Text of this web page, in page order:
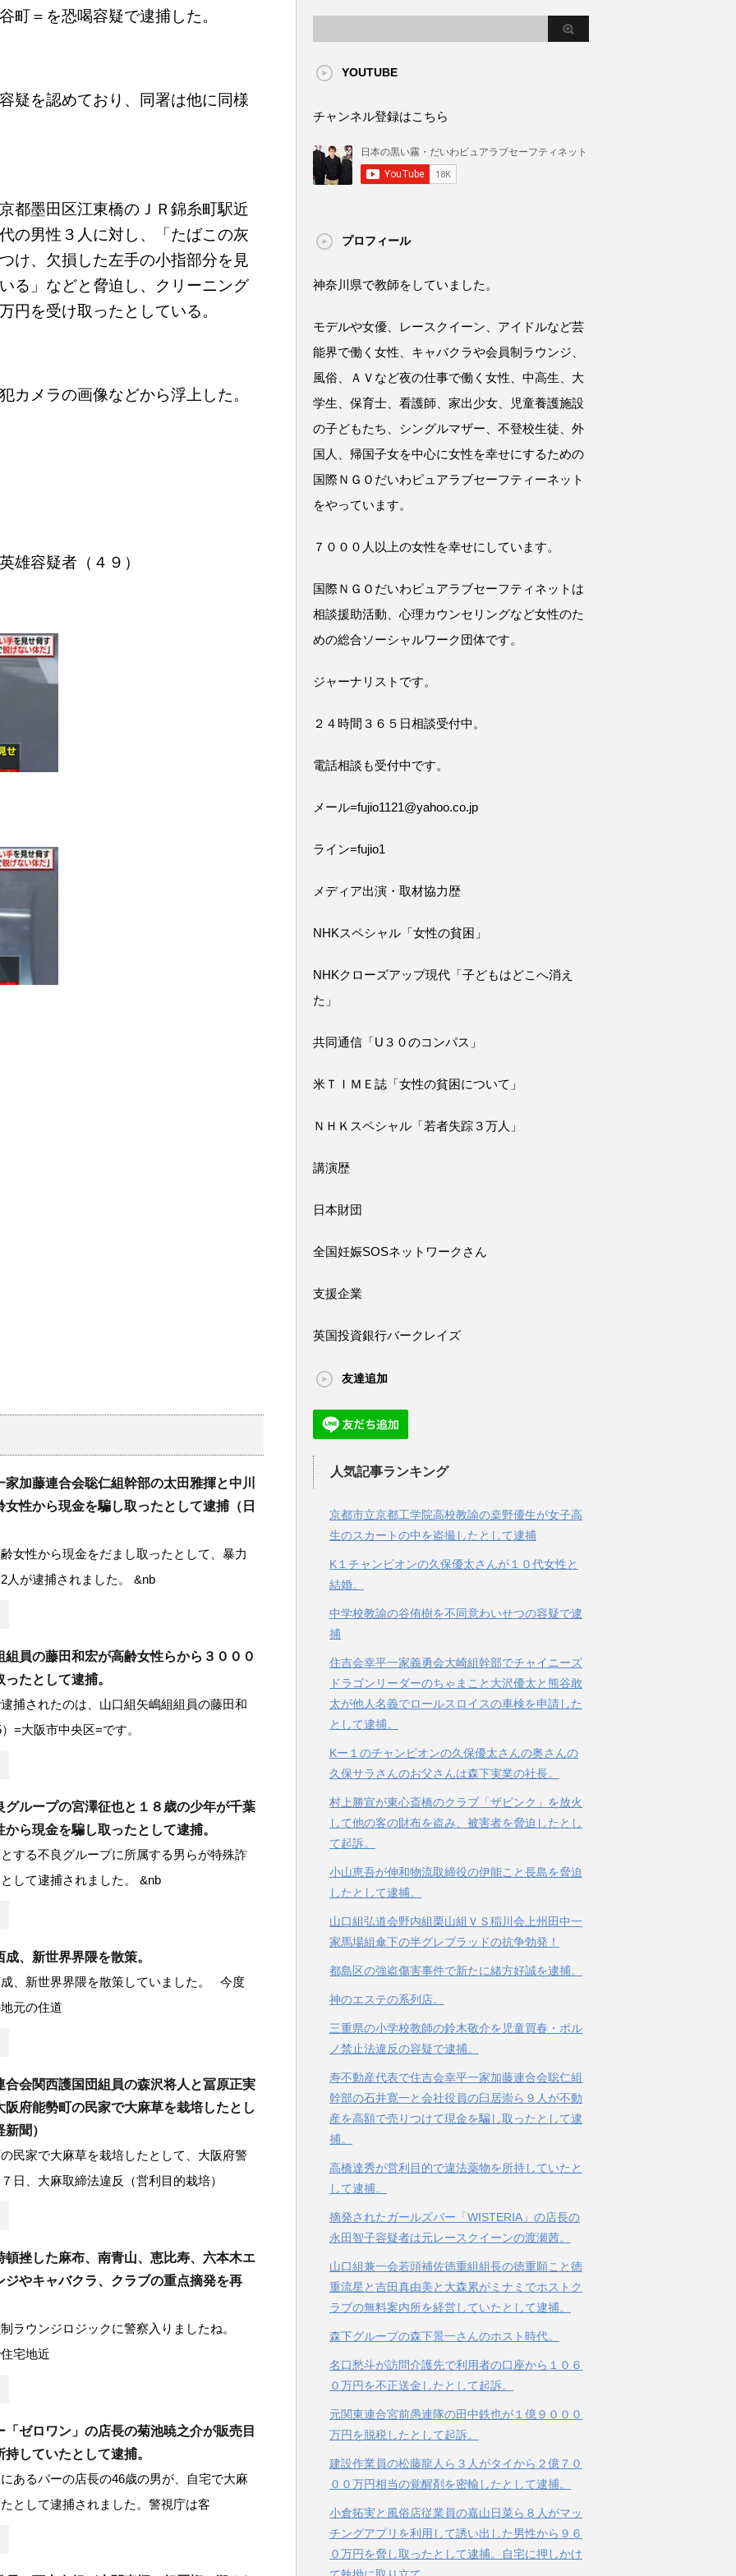
町＝を恐喝容疑で逮捕した。
疑を認めており、同署は他に同様
都墨田区江東橋のＪＲ錦糸町駅近
の男性３人に対し、「たばこの灰
け、欠損した左手の小指部分を見
る」などと脅迫し、クリーニング
円を受け取ったとしている。
カメラの画像などから浮上した。
雄容疑者（４９）
家加藤連合会聡仁組幹部の太田雅揮と中川
女性から現金を騙し取ったとして逮捕（日
女性から現金をだまし取ったとして、暴力
人が逮捕されました。 &nb
組員の藤田和宏が高齢女性らから３０００
たとして逮捕。
捕されたのは、山口組矢嶋組組員の藤田和
=大阪市中央区=です。
グループの宮澤征也と１８歳の少年が千葉
ら現金を騙し取ったとして逮捕。
する不良グループに所属する男らが特殊詐
して逮捕されました。 &nb
、新世界界隈を散策。
、新世界界隈を散策していました。 今度
元の住道
合会関西護国団組員の森沢将人と冨原正実
阪府能勢町の民家で大麻草を栽培したとし
聞）
民家で大麻草を栽培したとして、大阪府警
日、大麻取締法違反（営利目的栽培）
頓挫した麻布、南青山、恵比寿、六本木エ
ジやキャバクラ、クラブの重点摘発を再
ラウンジロジックに警察入りましたね。
宅地近
「ゼロワン」の店長の菊池暁之介が販売目
していたとして逮捕。
あるバーの店長の46歳の男が、自宅で大麻
として逮捕されました。警視庁は客
YOUTUBE
チャンネル登録はこちら
プロフィール
神奈川県で教師をしていました。
モデルや女優、レースクイーン、アイドルなど芸
能界で働く女性、キャバクラや会員制ラウンジ、
風俗、ＡＶなど夜の仕事で働く女性、中高生、大
学生、保育士、看護師、家出少女、児童養護施設
の子どもたち、シングルマザー、不登校生徒、外
国人、帰国子女を中心に女性を幸せにするための
国際ＮＧＯだいわピュアラブセーフティーネット
をやっています。
７０００人以上の女性を幸せにしています。
国際ＮＧＯだいわピュアラブセーフティネットは
相談援助活動、心理カウンセリングなど女性のた
めの総合ソーシャルワーク団体です。
ジャーナリストです。
２４時間３６５日相談受付中。
電話相談も受付中です。
メール=fujio1121@yahoo.co.jp
ライン=fujio1
メディア出演・取材協力歴
NHKスペシャル「女性の貧困」
NHKクローズアップ現代「子どもはどこへ消え
た」
共同通信「U３０のコンパス」
米ＴＩＭＥ誌「女性の貧困について」
ＮＨＫスペシャル「若者失踪３万人」
講演歴
日本財団
全国妊娠SOSネットワークさん
支援企業
英国投資銀行バークレイズ
友達追加
人気記事ランキング
京都市立京都工学院高校教諭の桒野優生が女子高
生のスカートの中を盗撮したとして逮捕
K１チャンピオンの久保優太さんが１０代女性と
結婚。
中学校教諭の谷侑樹を不同意わいせつの容疑で逮
捕
住吉会幸平一家義勇会大崎組幹部でチャイニーズ
ドラゴンリーダーのちゃまこと大沢優太と熊谷敢
太が他人名義でロールスロイスの車検を申請した
として逮捕。
Kー１のチャンピオンの久保優太さんの奥さんの
久保サラさんのお父さんは森下実業の社長。
村上勝宣が東心斎橋のクラブ「ザピンク」を放火
して他の客の財布を盗み、被害者を脅迫したとし
て起訴。
小山恵吾が伸和物流取締役の伊能こと長島を脅迫
したとして逮捕。
山口組弘道会野内組栗山組ＶＳ稲川会上州田中一
家馬場組傘下の半グレブラッドの抗争勃発！
都島区の強盗傷害事件で新たに緒方好誠を逮捕。
神のエステの系列店。
三重県の小学校教師の鈴木敬介を児童買春・ポル
ノ禁止法違反の容疑で逮捕。
寿不動産代表で住吉会幸平一家加藤連合会聡仁組
幹部の石井寛一と会社役員の臼居崇ら９人が不動
産を高額で売りつけて現金を騙し取ったとして逮
捕。
高橋達秀が営利目的で違法薬物を所持していたと
して逮捕。
摘発されたガールズバー「WISTERIA」の店長の
永田智子容疑者は元レースクイーンの渡瀬茜。
山口組兼一会若頭補佐徳重組組長の徳重願こと徳
重流星と吉田真由美と大森累がミナミでホストク
ラブの無料案内所を経営していたとして逮捕。
森下グループの森下景一さんのホスト時代。
名口愁斗が訪問介護先で利用者の口座から１０６
０万円を不正送金したとして起訴。
元関東連合宮前愚連隊の田中鉄也が１億９０００
万円を脱税したとして起訴。
建設作業員の松藤龍人ら３人がタイから２億７０
００万円相当の覚醒剤を密輸したとして逮捕。
小倉拓実と風俗店従業員の嘉山日菜ら８人がマッ
チングアプリを利用して誘い出した男性から９６
０万円を脅し取ったとして逮捕。自宅に押しかけ